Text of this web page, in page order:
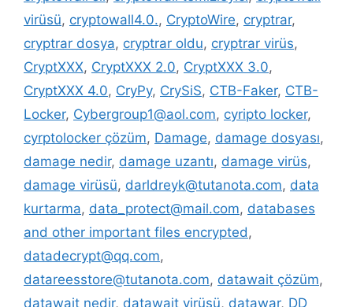
virüsü, cryptowall4.0., CryptoWire, cryptrar,
cryptrar dosya, cryptrar oldu, cryptrar virüs,
CryptXXX, CryptXXX 2.0, CryptXXX 3.0,
CryptXXX 4.0, CryPy, CrySiS, CTB-Faker, CTB-
Locker, Cybergroup1@aol.com, cyripto locker,
cyrptolocker çözüm, Damage, damage dosyası,
damage nedir, damage uzantı, damage virüs,
damage virüsü, darldreyk@tutanota.com, data
kurtarma, data_protect@mail.com, databases
and other important files encrypted,
datadecrypt@qq.com,
datareesstore@tutanota.com, datawait çözüm,
datawait nedir, datawait virüsü, datawar, DD